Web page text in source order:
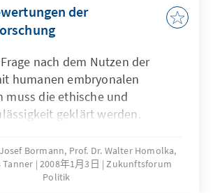
der
nach dem Nutzen der
humanen embryonalen
muss die ethische und
geklärt werden.
Im Detail sind jedoch viele
Auch unter renommierten
Philosophen gibt es über die
Bormann, Prof. Dr. Walter Homolka,
Tanner 2008年1月3日
Zukunftsforum
Politik